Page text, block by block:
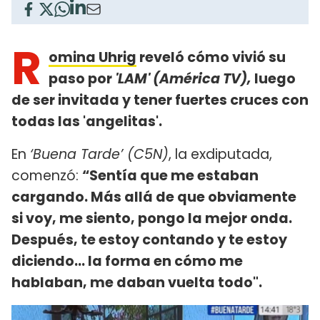
R omina Uhrig reveló cómo vivió su
paso por 'LAM' (América TV), luego
de ser invitada y tener fuertes cruces con
todas las 'angelitas'.
En ‘Buena Tarde’ (C5N), la exdiputada,
comenzó: “Sentía que me estaban
cargando. Más allá de que obviamente
si voy, me siento, pongo la mejor onda.
Después, te estoy contando y te estoy
diciendo... la forma en cómo me
hablaban, me daban vuelta todo".